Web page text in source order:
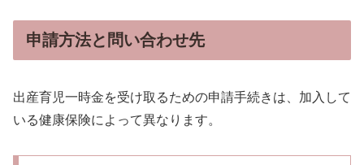
申請方法と問い合わせ先
出産育児一時金を受け取るための申請手続きは、加入して
いる健康保険によって異なります。